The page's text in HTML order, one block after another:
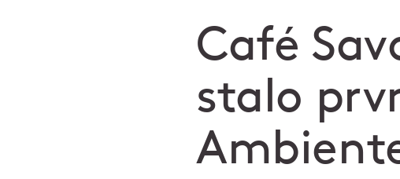
Café
stalo